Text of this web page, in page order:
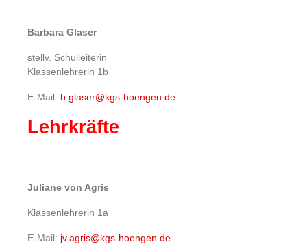
Barbara Glaser
stellv. Schulleiterin
Klassenlehrerin 1b
E-Mail: b.glaser@kgs-hoengen.de
Lehrkräfte
Juliane von Agris
Klassenlehrerin 1a
E-Mail: jv.agris@kgs-hoengen.de